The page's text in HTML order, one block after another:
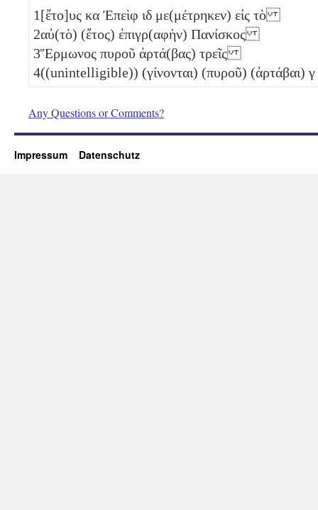
1[ἔτο]υς κα Ἐπεὶφ ιδ με(μέτρηκεν) εἰς τὸ
2αὐ(τὸ) (ἔτος) ἐπιγρ(αφὴν) Πανίσκος
3Ἕρμωνος πυροῦ ἀρτά(βας) τρεῖς
4((unintelligible)) (γίνονται) (πυροῦ) (ἀρτάβαι) γ
Any Questions or Comments?
Impressum Datenschutz